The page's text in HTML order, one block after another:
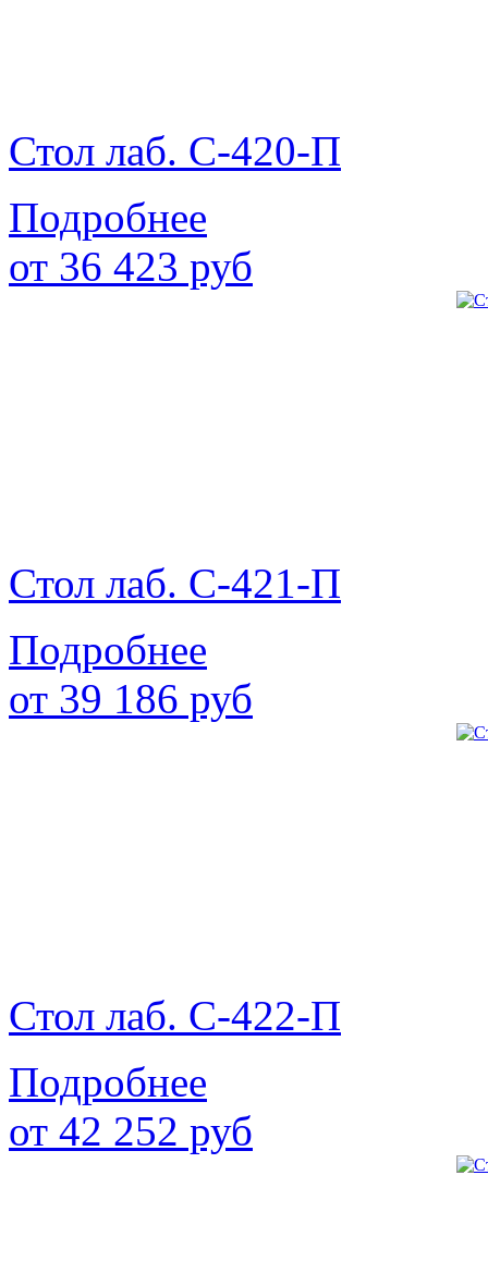
Стол лаб. С-420-П
Подробнее
от 36 423 руб
Стол лаб. С-421-П
Подробнее
от 39 186 руб
Стол лаб. С-422-П
Подробнее
от 42 252 руб